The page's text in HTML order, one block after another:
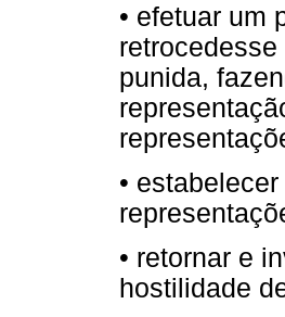
• efetuar um
punida,
•
• retornar e
hostilidade